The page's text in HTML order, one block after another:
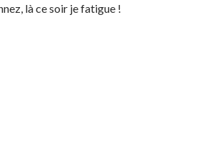
là ce soir je fatigue !